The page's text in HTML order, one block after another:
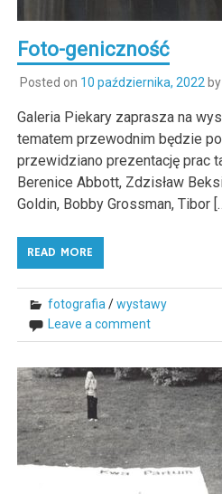
Foto-geniczność
Posted on 10 października, 2022 by
Galeria Piekary zaprasza na
tematem przewodnim będzie
przewidziano prezentację prac
Berenice Abbott, Zdzisław
Goldin, Bobby Grossman, Tibor
READ MORE
fotografia /wystawy
Leave a comment